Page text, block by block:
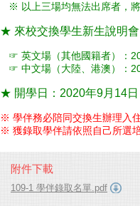
※ 以上三場均無法出席者，將
★ 來校交換學生新生說明
☞ 英文場（其他國籍者）：
☞ 中文場（大陸、港澳）：
★ 開學日：2020年9月14日
※ 學伴務必陪同交換生辦理入
※ 獲錄取學伴請依照自己所選
附件下載
109-1 學伴錄取名單.pdf